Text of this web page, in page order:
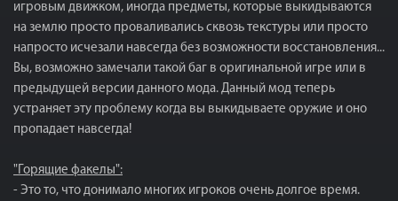
игровым движком, иногда предметы, которые выкидываются
на землю просто проваливались сквозь текстуры или просто
напросто исчезали навсегда без возможности восстановления...
Вы, возможно замечали такой баг в оригинальной игре или в
предыдущей версии данного мода. Данный мод теперь
устраняет эту проблему когда вы выкидываете оружие и оно
пропадает навсегда!
"Горящие факелы":
- Это то, что донимало многих игроков очень долгое время.